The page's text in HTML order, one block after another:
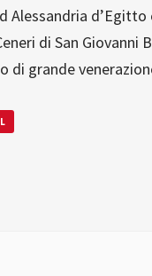
Alessandria
di San
grande